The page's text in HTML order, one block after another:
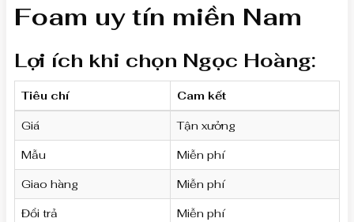
Foam uy tín miền Nam
Lợi ích khi chọn Ngọc Hoàng:
Tiêu chí Cam kết
Giá Tận xưởng
Mẫu Miễn phí
Giao hàng Miễn phí
Đổi trả Miễn phí